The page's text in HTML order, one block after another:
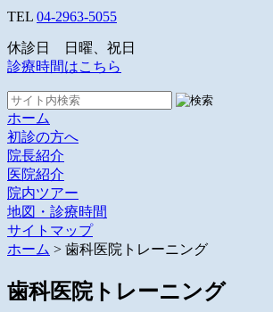
TEL 04-2963-5055
休診日 日曜、祝日
診療時間はこちら
ホーム
初診の方へ
院長紹介
医院紹介
院内ツアー
地図・診療時間
サイトマップ
ホーム > 歯科医院トレーニング
歯科医院トレーニング